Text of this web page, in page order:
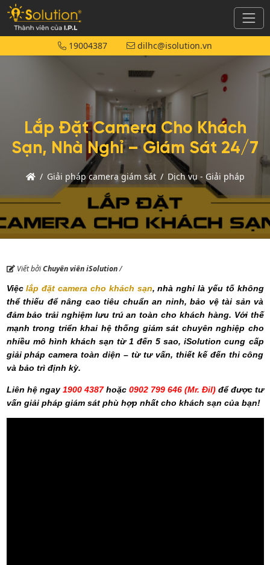
19004387 dilhc@isolution.vn
Lắp Đặt Camera Cho Khách
Sạn, Nhà Nghỉ – Giám Sát 24/7
TrangGiải pháp camera giám sát Dịch vụ - Giải pháp
Viết bởiChuyên viên iSolution/
Việclắp đặt camera cho khách sạn, nhà nghỉ là yếu tố không
thể thiếu để nâng cao tiêu chuẩn an ninh, bảo vệ tài sản và
đảm bảo trải nghiệm lưu trú an toàn cho khách hàng. Với thế
mạnh trong triển khai hệ thống giám sát chuyên nghiệp cho
nhiều mô hình khách sạn từ 1 đến 5 sao, iSolution cung cấp
giải pháp camera toàn diện – từ tư vấn, thiết kế đến thi công
và bảo trì định kỳ.
Liên hệ ngay1900 4387hoặc 0902 799 646 (Mr. Đil)để được tư
vấn giải pháp giám sát phù hợp nhất cho khách sạn của bạn!